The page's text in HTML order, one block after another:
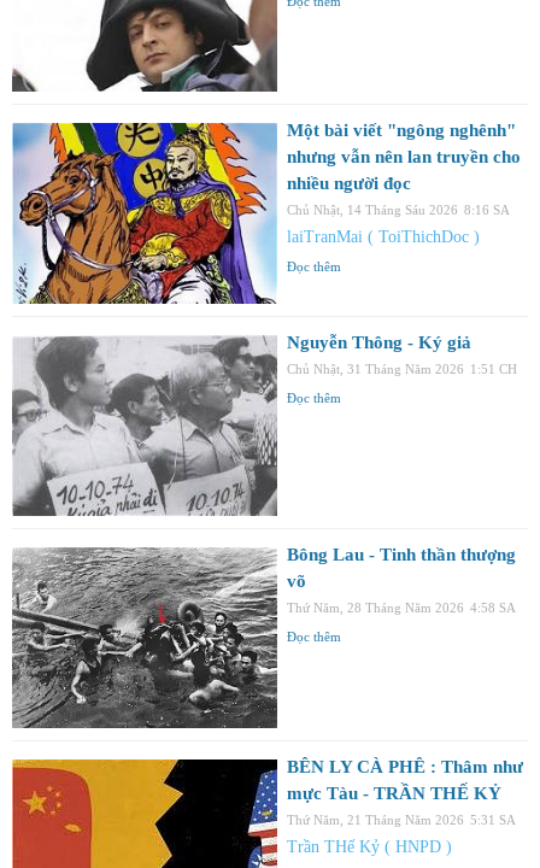
Một bài viết "ngông nghênh"
nhưng vẫn nên lan truyền cho
nhiều người đọc
Chủ Nhật, 14 Tháng Sáu 2026 8:16 SA
laiTranMai ( ToiThichDoc )
Đọc thêm
Nguyễn Thông - Ký giả
Chủ Nhật, 31 Tháng Năm 2026 1:51 CH
Đọc thêm
Bông Lau - Tinh thần thượng
võ
Thứ Năm, 28 Tháng Năm 2026 4:58 SA
Đọc thêm
BÊN LY CÀ PHÊ : Thâm như
mực Tàu - TRẦN THẾ KỶ
Thứ Năm, 21 Tháng Năm 2026 5:31 SA
Trần THế Kỷ ( HNPD )